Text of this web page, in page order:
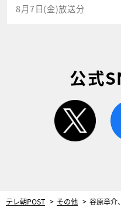
8月7日(金)放送分
公式
テレ朝POST その他